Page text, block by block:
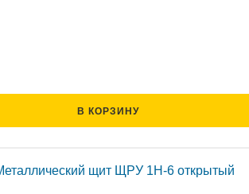
В КОРЗИНУ